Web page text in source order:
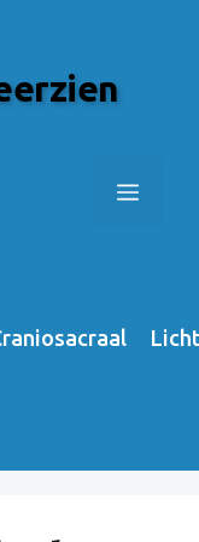
Menu
Licht